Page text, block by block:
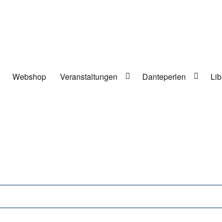
Webshop Veranstaltungen Danteperlen